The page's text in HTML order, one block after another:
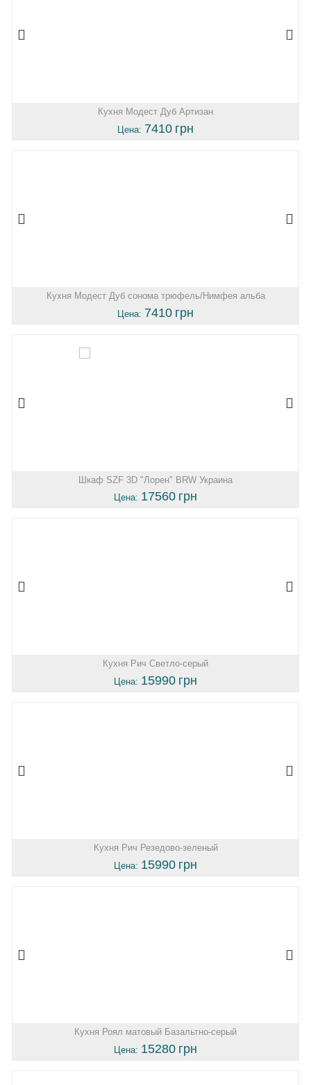
Кухня Модест Дуб Артизан
Цена: 7410 грн
Кухня Модест Дуб сонома трюфель/Нимфея альба
Цена: 7410 грн
Шкаф SZF 3D "Лорен" BRW Украина
Цена: 17560 грн
Кухня Рич Светло-серый
Цена: 15990 грн
Кухня Рич Резедово-зеленый
Цена: 15990 грн
Кухня Роял матовый Базальтно-серый
Цена: 15280 грн